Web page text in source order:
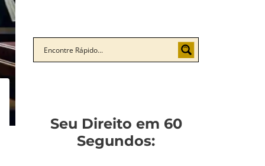
Seu Direito em 60
Segundos: